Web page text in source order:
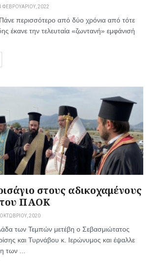
ΦΕΒΡΟΥΑΡΊΟΥ, 2022
περισσότερο από δύο χρόνια από τότε
έκανε την τελευταία «ζωντανή» εμφάνισή
στους αδικοχαμένους
του ΠΑΟΚ
2020
των Τεμπών μετέβη ο Σεβασμιώτατος
και Τυρνάβου κ. Ιερώνυμος και έψαλλε
των ...